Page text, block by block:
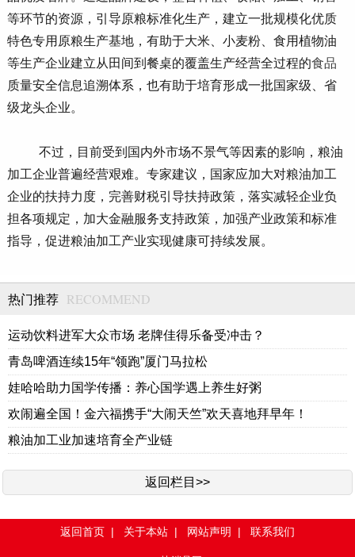
等环节的资源，引导原粮标准化生产，建立一批规模化优质
特色专用原粮生产基地，有助于大米、小麦粉、食用植物油
等生产企业建立从田间到餐桌的覆盖生产经营全过程的食品
质量安全信息追溯体系，也有助于培育形成一批国家级、省
级龙头企业。
不过，目前受到国内外市场不景气等因素的影响，粮油
加工企业普遍经营艰难。专家建议，国家应加大对粮油加工
企业的扶持力度，完善财税引导扶持政策，落实减轻企业负
担各项规定，加大金融服务支持政策，加强产业政策和标准
指导，促进粮油加工产业实现健康可持续发展。
热门推荐 RECOMMEND
运动饮料进军大众市场 老牌佳得乐备受冲击？
青岛啤酒连续15年“领跑”厦门马拉松
娃哈哈助力国学传播：养心国学遇上养生好粥
欢闹遍全国！金六福携手“大闹天竺”欢天喜地拜早年！
粮油加工业加速培育全产业链
返回栏目>>
返回首页 | 关于本站 | 网站声明 | 联系我们